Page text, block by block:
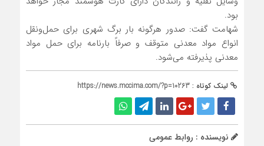
بود.
شهامت گفت: صدور هرگونه بار برگ شهری برای حمل‌ونقل
انواع مواد معدنی متوقف و صرفاً بارنامه برای حمل مواد
معدنی پذیرفته می‌شود.
لینک کوتاه : https://news.mccima.com/?p=10263
نویسنده : روابط عمومی